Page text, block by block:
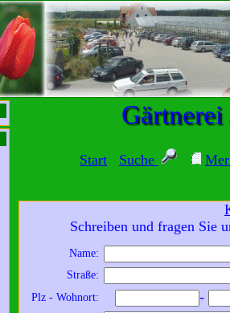
Start Suche
Gärtnerei
Wir sind für Sie da:
Mo - Fr: 8 - 18 Uhr
Sa: 8 - 13 Uhr
Schreiben und fragen Sie
Name:
Straße:
Plz - Wohnort:
-